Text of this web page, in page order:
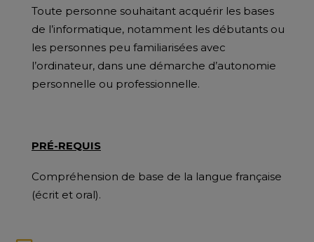
Toute personne souhaitant acquérir les bases
de l’informatique, notamment les débutants ou
les personnes peu familiarisées avec
l’ordinateur, dans une démarche d’autonomie
personnelle ou professionnelle.
PRÉ-REQUIS
Compréhension de base de la langue française
(écrit et oral).